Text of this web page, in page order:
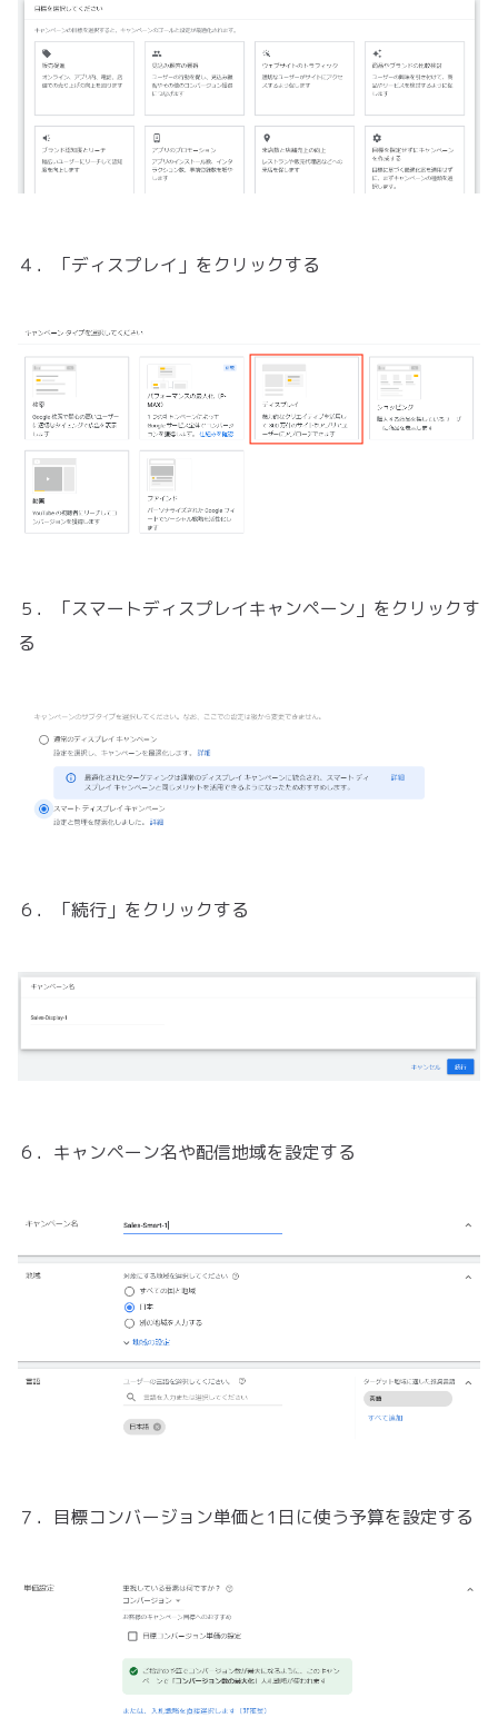
４．「ディスプレイ」をクリックする
５．「スマートディスプレイキャンペーン」をクリックす
る
６．「続行」をクリックする
６．キャンペーン名や配信地域を設定する
７．目標コンバージョン単価と1日に使う予算を設定する